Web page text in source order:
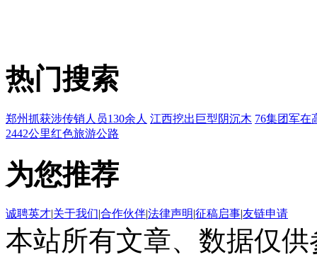
热门搜索
郑州抓获涉传销人员130余人 江西挖出巨型阴沉木 76集团军在
2442公里红色旅游公路
为您推荐
诚聘英才|关于我们|合作伙伴|法律声明|征稿启事|友链申请
本站所有文章、数据仅